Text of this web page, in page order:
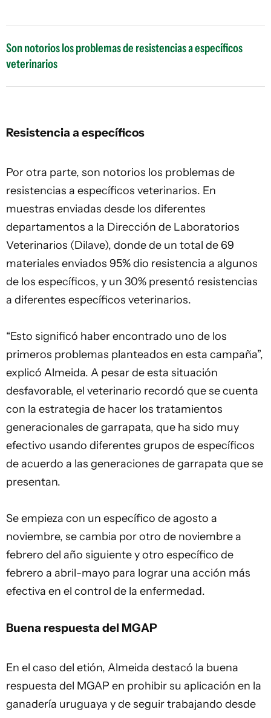
Son notorios los problemas de resistencias a específicos
veterinarios
Resistencia a específicos
Por otra parte, son notorios los problemas de
resistencias a específicos veterinarios. En
muestras enviadas desde los diferentes
departamentos a la Dirección de Laboratorios
Veterinarios (Dilave), donde de un total de 69
materiales enviados 95% dio resistencia a algunos
de los específicos, y un 30% presentó resistencias
a diferentes específicos veterinarios.
“Esto significó haber encontrado uno de los
primeros problemas planteados en esta campaña”,
explicó Almeida. A pesar de esta situación
desfavorable, el veterinario recordó que se cuenta
con la estrategia de hacer los tratamientos
generacionales de garrapata, que ha sido muy
efectivo usando diferentes grupos de específicos
de acuerdo a las generaciones de garrapata que se
presentan.
Se empieza con un específico de agosto a
noviembre, se cambia por otro de noviembre a
febrero del año siguiente y otro específico de
febrero a abril-mayo para lograr una acción más
efectiva en el control de la enfermedad.
Buena respuesta del MGAP
En el caso del etión, Almeida destacó la buena
respuesta del MGAP en prohibir su aplicación en la
ganadería uruguaya y de seguir trabajando desde